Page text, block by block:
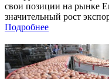
свои позиции на рынке
значительный рост
Подробнее